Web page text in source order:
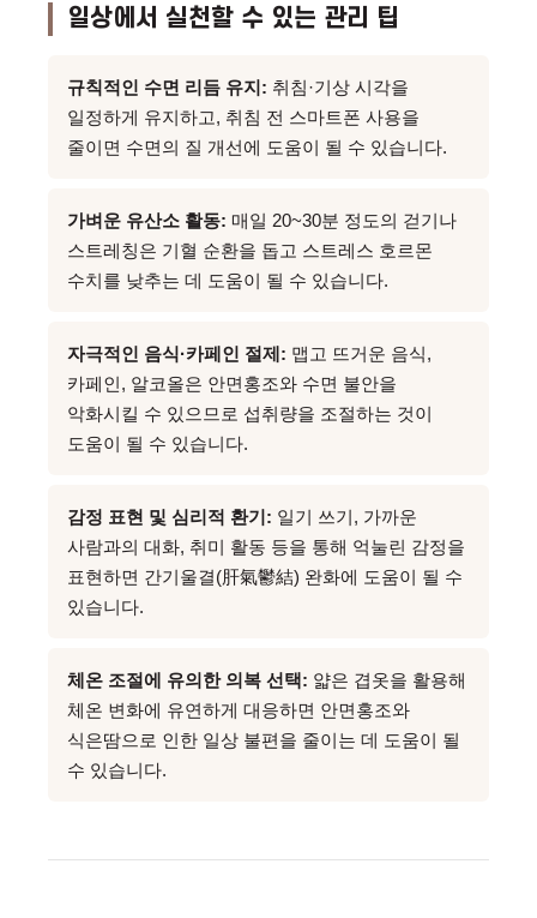
일상에서 실천할 수 있는 관리 팁
규칙적인 수면 리듬 유지: 취침·기상 시각을
일정하게 유지하고, 취침 전 스마트폰 사용을
줄이면 수면의 질 개선에 도움이 될 수 있습니다.
가벼운 유산소 활동: 매일 20~30분 정도의 걷기나
스트레칭은 기혈 순환을 돕고 스트레스 호르몬
수치를 낮추는 데 도움이 될 수 있습니다.
자극적인 음식·카페인 절제: 맵고 뜨거운 음식,
카페인, 알코올은 안면홍조와 수면 불안을
악화시킬 수 있으므로 섭취량을 조절하는 것이
도움이 될 수 있습니다.
감정 표현 및 심리적 환기: 일기 쓰기, 가까운
사람과의 대화, 취미 활동 등을 통해 억눌린 감정을
표현하면 간기울결(肝氣鬱結) 완화에 도움이 될 수
있습니다.
체온 조절에 유의한 의복 선택: 얇은 겹옷을 활용해
체온 변화에 유연하게 대응하면 안면홍조와
식은땀으로 인한 일상 불편을 줄이는 데 도움이 될
수 있습니다.